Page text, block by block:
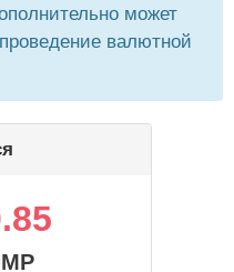
может
валютной